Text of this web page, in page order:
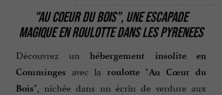
"AU COEUR DU BOIS", UNE ESCAPADE
MAGIQUE EN ROULOTTE DANS LES PYRENEES
Découvrez un
hébergement insolite en
Comminges avec la
roulotte "Au Cœur du
Bois", nichée dans un écrin de verdure aux